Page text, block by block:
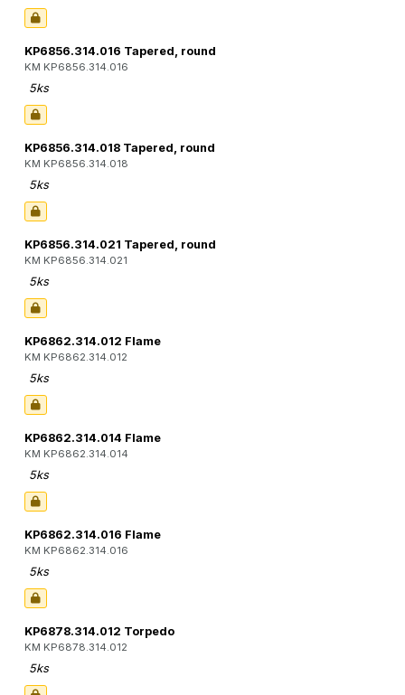
KP6856.314.016 Tapered, round
KM KP6856.314.016
5ks
KP6856.314.018 Tapered, round
KM KP6856.314.018
5ks
KP6856.314.021 Tapered, round
KM KP6856.314.021
5ks
KP6862.314.012 Flame
KM KP6862.314.012
5ks
KP6862.314.014 Flame
KM KP6862.314.014
5ks
KP6862.314.016 Flame
KM KP6862.314.016
5ks
KP6878.314.012 Torpedo
KM KP6878.314.012
5ks